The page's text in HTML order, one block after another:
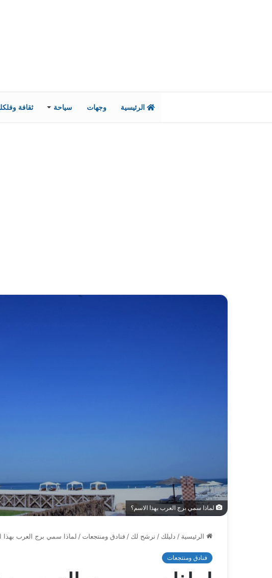
الرئيسية وجهات سياحة ثقافة
لماذا سمي برج العرب بهذا الاسم؟
الرئيسية / دليلك / نرشح لك / فنادق ومنتجعات / لماذا سمي برج العرب بهذا الاسم؟ و4 حقائق
فنادق ومنتجعات